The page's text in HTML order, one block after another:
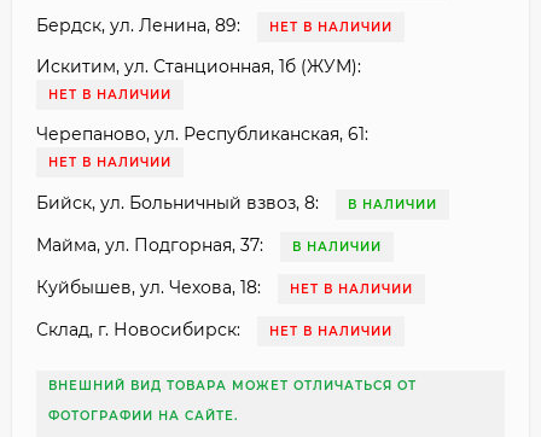
Бердск, ул. Ленина, 89: НЕТ В НАЛИЧИИ
Искитим, ул. Станционная, 1б (ЖУМ):
НЕТ В НАЛИЧИИ
Черепаново, ул. Республиканская, 61:
НЕТ В НАЛИЧИИ
Бийск, ул. Больничный взвоз, 8: В НАЛИЧИИ
Майма, ул. Подгорная, 37: В НАЛИЧИИ
Куйбышев, ул. Чехова, 18: НЕТ В НАЛИЧИИ
Склад, г. Новосибирск: НЕТ В НАЛИЧИИ
ВНЕШНИЙ ВИД ТОВАРА МОЖЕТ ОТЛИЧАТЬСЯ ОТ
ФОТОГРАФИИ НА САЙТЕ.